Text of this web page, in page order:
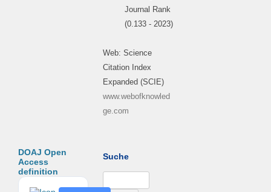
Journal Rank
(0.133 - 2023)
Web: Science
Citation Index
Expanded (SCIE)
www.webofknowled
ge.com
DOAJ Open
Access
definition
Suche